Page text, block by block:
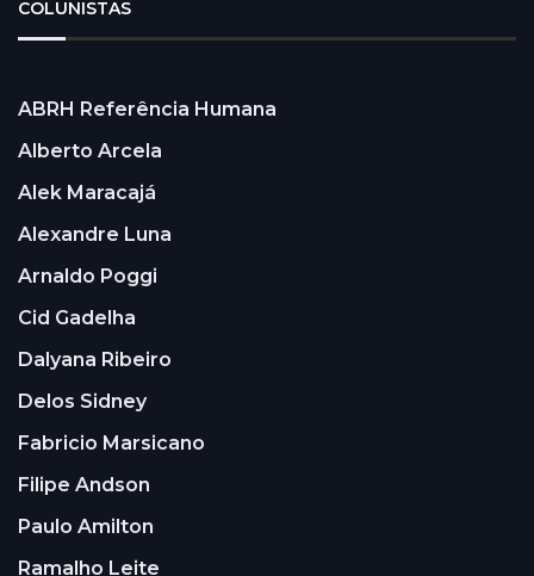
COLUNISTAS
ABRH Referência Humana
Alberto Arcela
Alek Maracajá
Alexandre Luna
Arnaldo Poggi
Cid Gadelha
Dalyana Ribeiro
Delos Sidney
Fabricio Marsicano
Filipe Andson
Paulo Amilton
Ramalho Leite